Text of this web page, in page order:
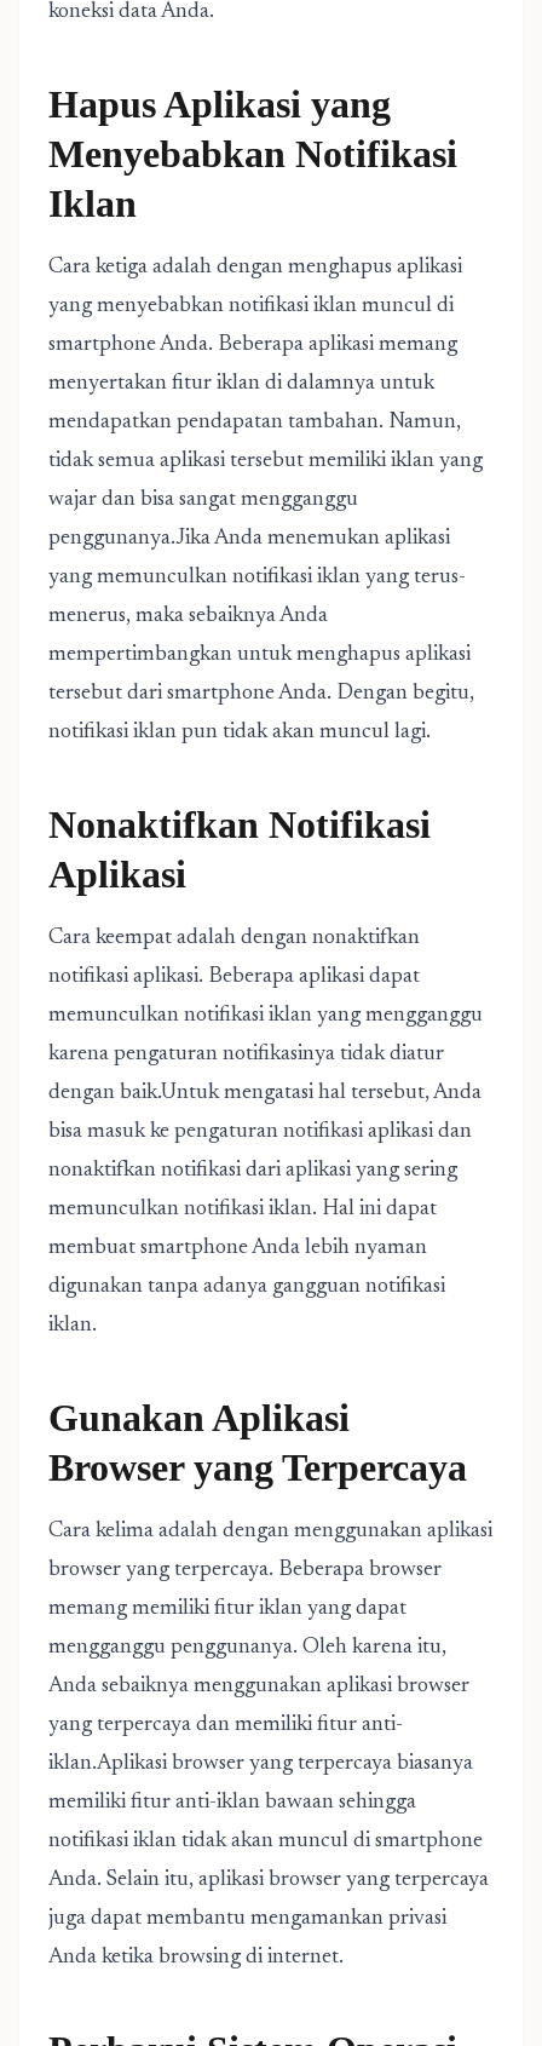
koneksi data Anda.
Hapus Aplikasi yang
Menyebabkan Notifikasi
Iklan
Cara ketiga adalah dengan menghapus aplikasi
yang menyebabkan notifikasi iklan muncul di
smartphone Anda. Beberapa aplikasi memang
menyertakan fitur iklan di dalamnya untuk
mendapatkan pendapatan tambahan. Namun,
tidak semua aplikasi tersebut memiliki iklan yang
wajar dan bisa sangat mengganggu
penggunanya.Jika Anda menemukan aplikasi
yang memunculkan notifikasi iklan yang terus-
menerus, maka sebaiknya Anda
mempertimbangkan untuk menghapus aplikasi
tersebut dari smartphone Anda. Dengan begitu,
notifikasi iklan pun tidak akan muncul lagi.
Nonaktifkan Notifikasi
Aplikasi
Cara keempat adalah dengan nonaktifkan
notifikasi aplikasi. Beberapa aplikasi dapat
memunculkan notifikasi iklan yang mengganggu
karena pengaturan notifikasinya tidak diatur
dengan baik.Untuk mengatasi hal tersebut, Anda
bisa masuk ke pengaturan notifikasi aplikasi dan
nonaktifkan notifikasi dari aplikasi yang sering
memunculkan notifikasi iklan. Hal ini dapat
membuat smartphone Anda lebih nyaman
digunakan tanpa adanya gangguan notifikasi
iklan.
Gunakan Aplikasi
Browser yang Terpercaya
Cara kelima adalah dengan menggunakan aplikasi
browser yang terpercaya. Beberapa browser
memang memiliki fitur iklan yang dapat
mengganggu penggunanya. Oleh karena itu,
Anda sebaiknya menggunakan aplikasi browser
yang terpercaya dan memiliki fitur anti-
iklan.Aplikasi browser yang terpercaya biasanya
memiliki fitur anti-iklan bawaan sehingga
notifikasi iklan tidak akan muncul di smartphone
Anda. Selain itu, aplikasi browser yang terpercaya
juga dapat membantu mengamankan privasi
Anda ketika browsing di internet.